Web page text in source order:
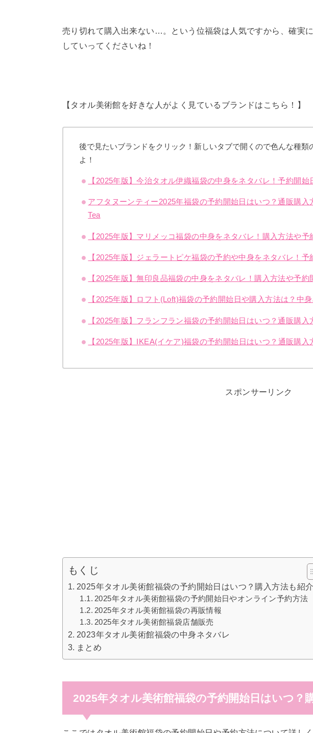
売り切れて購入出来ない…。という位福袋は人気ですから、確実
していってくださいね！
【タオル美術館を好きな人がよく見ているブランドはこちら！】
後で見たいブランドをクリック！新しいタブで開くので色んな種類
よ！
【2025年版】今治タオル伊織福袋の中身をネタバレ！予約開始
アフタヌーンティー2025年福袋の予約開始日はいつ？通販購
Tea
【2025年版】マリメッコ福袋の中身をネタバレ！購入方法や
【2025年版】ジェラートピケ福袋の予約や中身をネタバレ！
【2025年版】無印良品福袋の中身をネタバレ！購入方法や予約
【2025年版】ロフト(Loft)福袋の予約開始日や購入方法は？中
【2025年版】フランフラン福袋の予約開始日はいつ？通販購
【2025年版】IKEA(イケア)福袋の予約開始日はいつ？通販購入
スポンサーリンク
もくじ
2025年タオル美術館福袋の予約開始日はいつ？購入方法も紹介
2025年タオル美術館福袋の予約開始日やオンライン予約方法
2025年タオル美術館福袋の再販情報
2025年タオル美術館福袋店舗販売
2023年タオル美術館福袋の中身ネタバレ
まとめ
2025年タオル美術館福袋の予約開始日はいつ？